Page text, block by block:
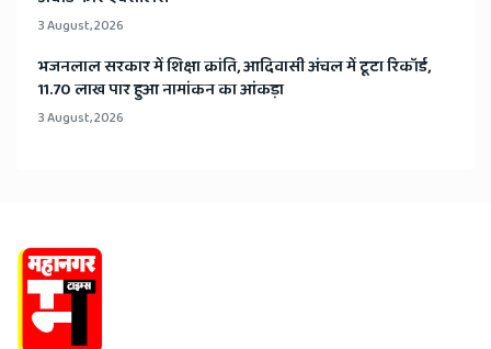
3 August, 2026
भजनलाल सरकार में शिक्षा क्रांति, आदिवासी अंचल में टूटा रिकॉर्ड,
11.70 लाख पार हुआ नामांकन का आंकड़ा
3 August, 2026